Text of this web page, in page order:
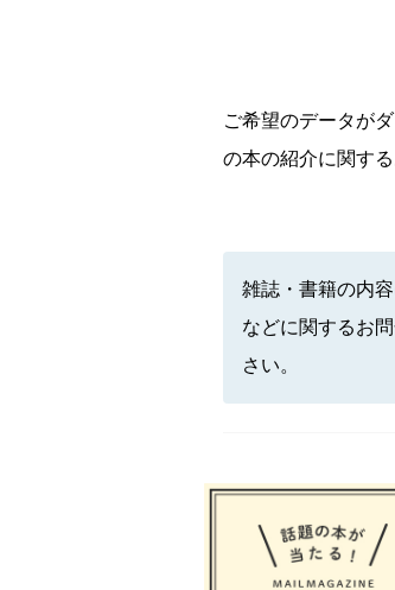
ご希望のデータが
の本の紹介に関す
雑誌・書籍の内
などに関するお
さい。